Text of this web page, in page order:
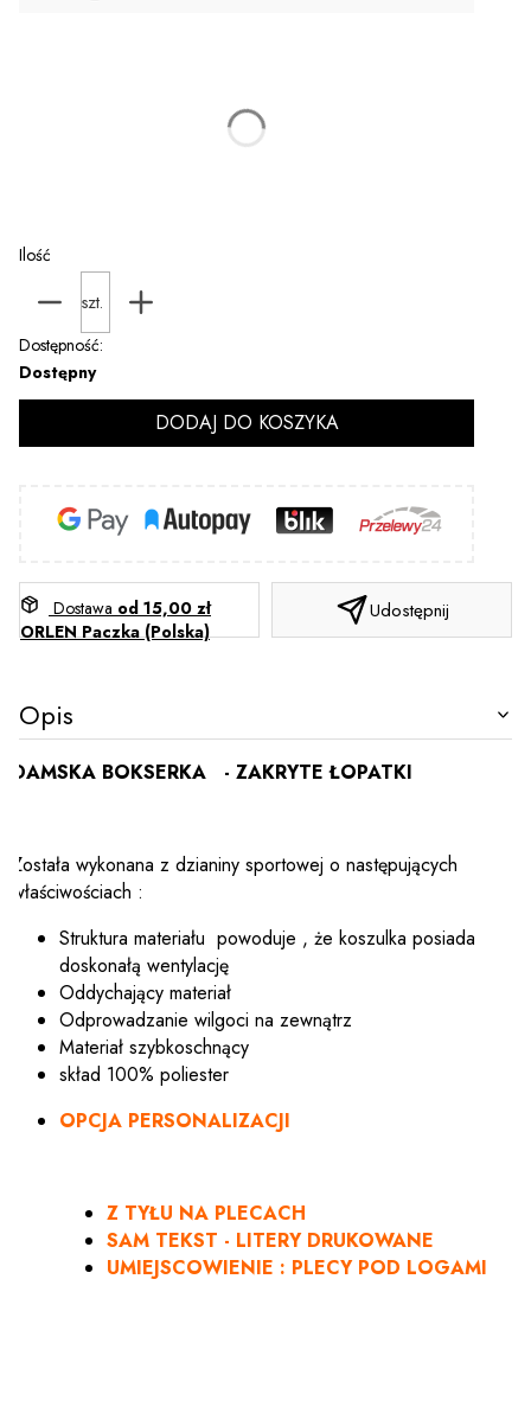
Ilość
szt.
Dostępność:
Dostępny
DODAJ DO KOSZYKA
Dostawa od 15,00 zł
ORLEN Paczka (Polska)
Udostępnij
Opis
DAMSKA BOKSERKA - ZAKRYTE ŁOPATKI
Została wykonana z dzianiny sportowej o następujących
właściwościach :
Struktura materiału powoduje , że koszulka posiada
doskonałą wentylację
Oddychający materiał
Odprowadzanie wilgoci na zewnątrz
Materiał szybkoschnący
skład 100% poliester
OPCJA PERSONALIZACJI
Z TYŁU NA PLECACH
SAM TEKST - LITERY DRUKOWANE
UMIEJSCOWIENIE : PLECY POD LOGAMI